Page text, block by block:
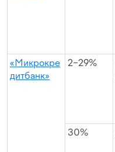
«Микрокре
дитбанк»
2−29%
30%